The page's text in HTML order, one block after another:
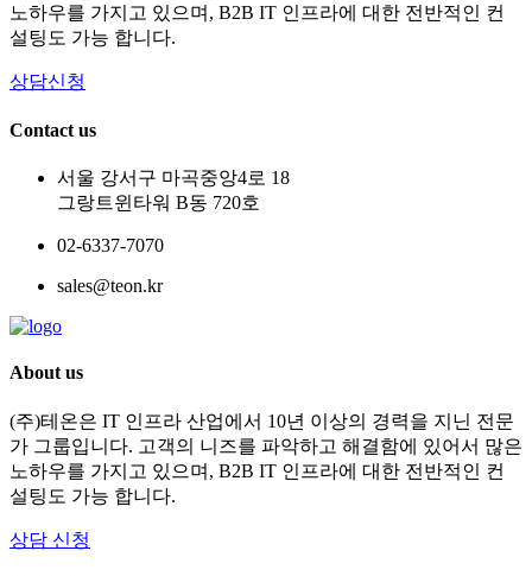
노하우를 가지고 있으며, B2B IT 인프라에 대한 전반적인 컨
설팅도 가능 합니다.
상담신청
Contact us
서울 강서구 마곡중앙4로 18
그랑트윈타워 B동 720호
02-6337-7070
sales@teon.kr
About us
(주)테온은 IT 인프라 산업에서 10년 이상의 경력을 지닌 전문
가 그룹입니다. 고객의 니즈를 파악하고 해결함에 있어서 많은
노하우를 가지고 있으며, B2B IT 인프라에 대한 전반적인 컨
설팅도 가능 합니다.
상담 신청